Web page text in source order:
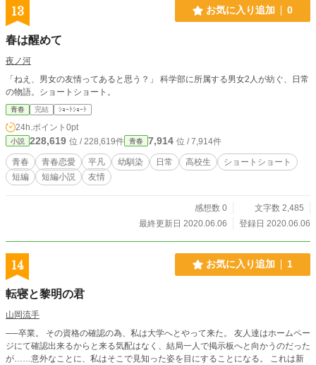
13 お気に入り追加 0
春は醒めて
夜ノ河
「ねえ、男女の友情ってあると思う？」 科学部に所属する男女2人が紡ぐ、日常
の物語。ショートショート。
青春 完結 ｼｮｰﾄｼｮｰﾄ
24h.ポイント 0pt
小説 228,619 位 / 228,619件 青春 7,914 位 / 7,914件
青春 青春恋愛 平凡 幼馴染 日常 高校生
ショートショート
短編
短編小説 友情
感想数 0
文字数 2,485
最終更新日 2020.06.06
登録日 2020.06.06
14 お気に入り追加 1
転寝と黎明の君
山岡流手
──卒業。 その資格の確認の為、私は大学へとやって来た。 友人達はホームペー
ジにて確認出来るからと来る気配はなく、結局一人で掲示板へと向かうのだった
が……意外なことに、私はそこで見知った姿を目にすることになる。 これは新